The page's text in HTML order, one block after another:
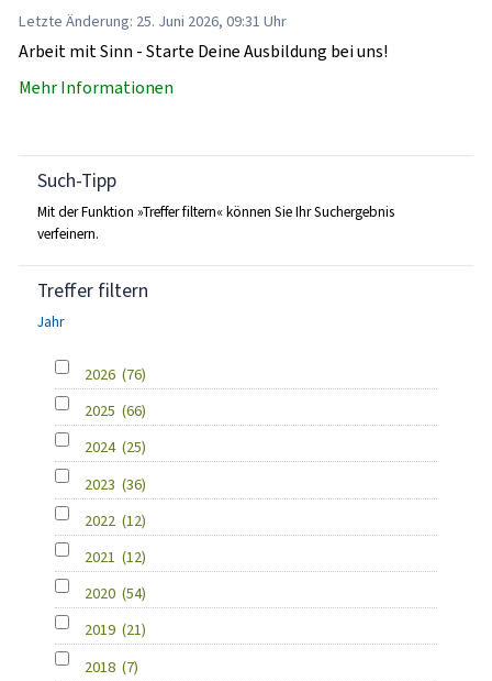
Letzte Änderung: 25. Juni 2026, 09:31 Uhr
Arbeit mit Sinn - Starte Deine Ausbildung bei uns!
Mehr Informationen
Such-Tipp
Mit der Funktion »Treffer filtern« können Sie Ihr Suchergebnis
verfeinern.
Treffer filtern
Jahr
2026 (76)
2025 (66)
2024 (25)
2023 (36)
2022 (12)
2021 (12)
2020 (54)
2019 (21)
2018 (7)